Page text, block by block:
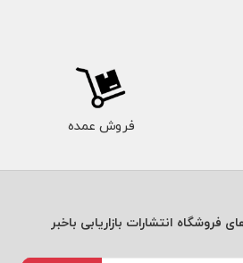
فروش عمده
انتشارات بازاریابی باخبر